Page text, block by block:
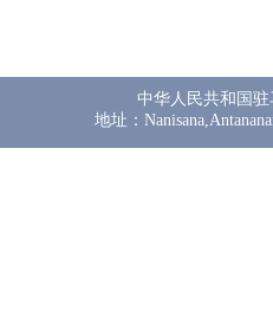
中华人民共和国
地址：